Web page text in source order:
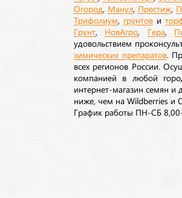
Огород Манул Престиж
Трифолиум грунтов и
Грунт НовАгро Гера,
удовольствием
химических препаратов.
всех регионов России.
компанией в любой
интернет-магазин семян и
ниже, чем на Wildberries и
График работы ПН-СБ